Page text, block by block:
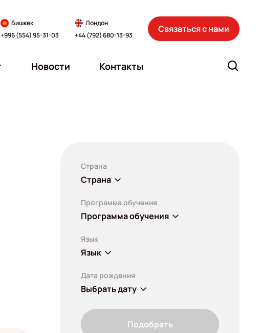
Бишкек
+996 (554) 95-31-03
Лондон
+44 (792) 680-13-93
Связаться с нами
Новости Контакты
Страна
Страна
Программа обучения
Программа обучения
Язык
Язык
Дата рождения
Выбрать дату
Подобрать